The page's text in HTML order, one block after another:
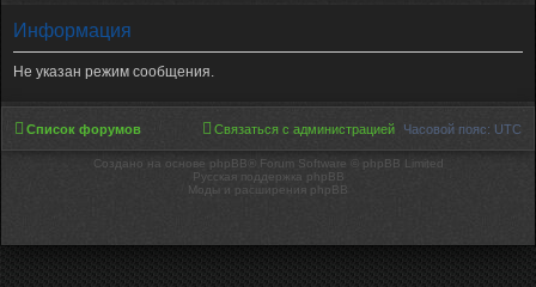
Информация
Не указан режим сообщения.
Список форумов Часовой пояс: UTC
Связаться с администрацией
Создано на основе phpBB® Forum Software © phpBB Limited
Русская поддержка phpBB
Моды и расширения phpBB